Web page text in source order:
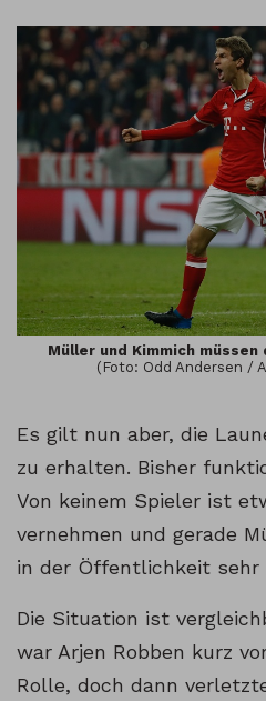
Müller und Kimmich
(Foto: Odd Andersen /
Es gilt nun aber, die
zu erhalten. Bisher
Von keinem Spieler ist
vernehmen und gerade
in der Öffentlichkeit sehr
Die Situation ist
war Arjen Robben kurz
Rolle, doch dann